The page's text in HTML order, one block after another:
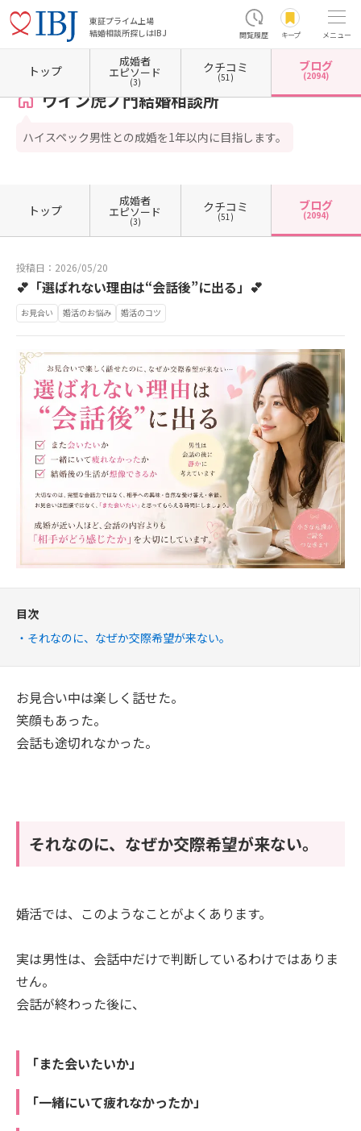
東証プライム上場
結婚相談所探しはIBJ
閲覧履歴 キープ メニュー
ホーム 東京都の結婚相談所 東京都港区 東京都港区虎ノ門 ウイン虎ノ門結婚相談所
ウイン虎ノ門結婚相談所
ハイスペック男性との成婚を1年以内に目指します。
トップ
成婚者
エピソード
(3)
クチコミ
(51)
ブログ
(2094)
トップ
成婚者
エピソード
(3)
クチコミ
(51)
ブログ
(2094)
投稿日：2026/05/20
💕「選ばれない理由は“会話後”に出る」💕
お見合い 婚活のお悩み 婚活のコツ
目次
それなのに、なぜか交際希望が来ない。
お見合い中は楽しく話せた。
笑顔もあった。
会話も途切れなかった。
それなのに、なぜか交際希望が来ない。
婚活では、このようなことがよくあります。
実は男性は、会話中だけで判断しているわけではありま
せん。
会話が終わった後に、
「また会いたいか」
「一緒にいて疲れなかったか」